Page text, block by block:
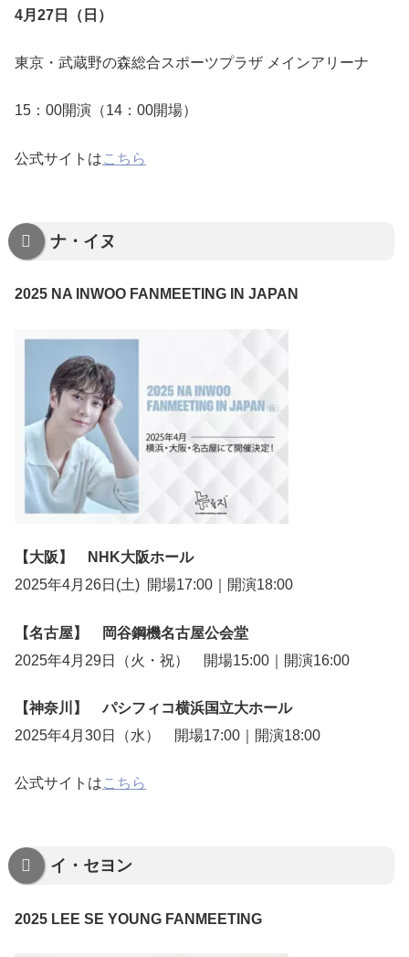
4月27日（日）
東京・武蔵野の森総合スポーツプラザ メインアリーナ
15：00開演（14：00開場）
公式サイトはこちら
ナ・イヌ
2025 NA INWOO FANMEETING IN JAPAN
【大阪】 NHK大阪ホール
2025年4月26日(土) 開場17:00｜開演18:00
【名古屋】 岡谷鋼機名古屋公会堂
2025年4月29日（火・祝） 開場15:00｜開演16:00
【神奈川】 パシフィコ横浜国立大ホール
2025年4月30日（水） 開場17:00｜開演18:00
公式サイトはこちら
イ・セヨン
2025 LEE SE YOUNG FANMEETING